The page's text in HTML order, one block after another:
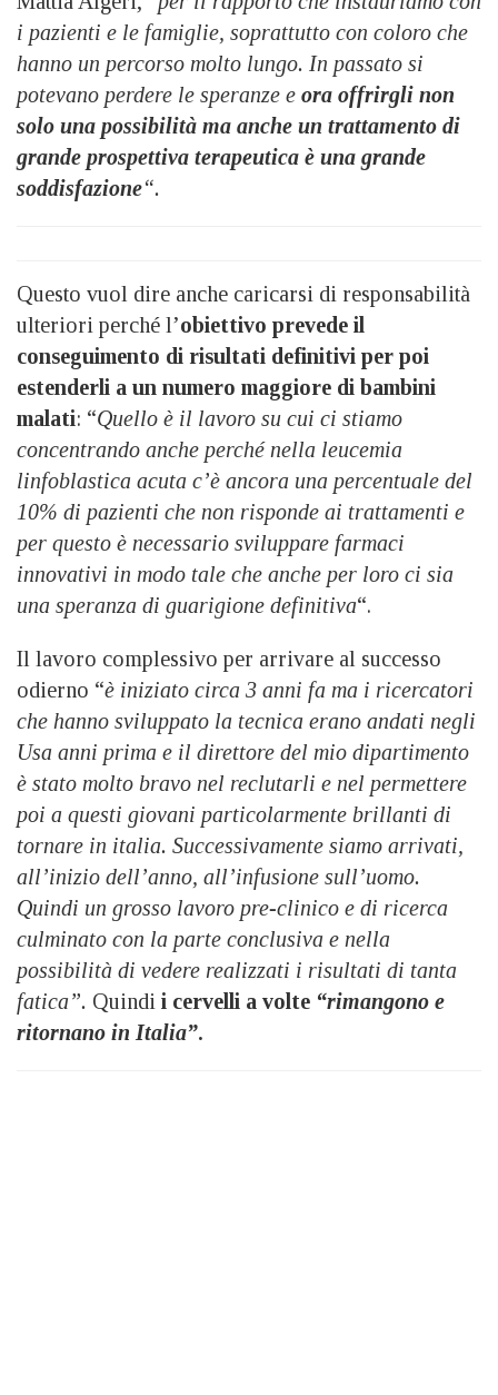
i pazienti e le famiglie, soprattutto con coloro che
hanno un percorso molto lungo. In passato si
potevano perdere le speranze e ora offrirgli non
solo una possibilità ma anche un trattamento di
grande prospettiva terapeutica è una grande
soddisfazione“.
Questo vuol dire anche caricarsi di responsabilità
ulteriori perché l’obiettivo prevede il
conseguimento di risultati definitivi per poi
estenderli a un numero maggiore di bambini
malati: “Quello è il lavoro su cui ci stiamo
concentrando anche perché nella leucemia
linfoblastica acuta c’è ancora una percentuale del
10% di pazienti che non risponde ai trattamenti e
per questo è necessario sviluppare farmaci
innovativi in modo tale che anche per loro ci sia
una speranza di guarigione definitiva“.
Il lavoro complessivo per arrivare al successo
odierno “è iniziato circa 3 anni fa ma i ricercatori
che hanno sviluppato la tecnica erano andati negli
Usa anni prima e il direttore del mio dipartimento
è stato molto bravo nel reclutarli e nel permettere
poi a questi giovani particolarmente brillanti di
tornare in italia. Successivamente siamo arrivati,
all’inizio dell’anno, all’infusione sull’uomo.
Quindi un grosso lavoro pre-clinico e di ricerca
culminato con la parte conclusiva e nella
possibilità di vedere realizzati i risultati di tanta
fatica”. Quindi i cervelli a volte “rimangono e
ritornano in Italia”.